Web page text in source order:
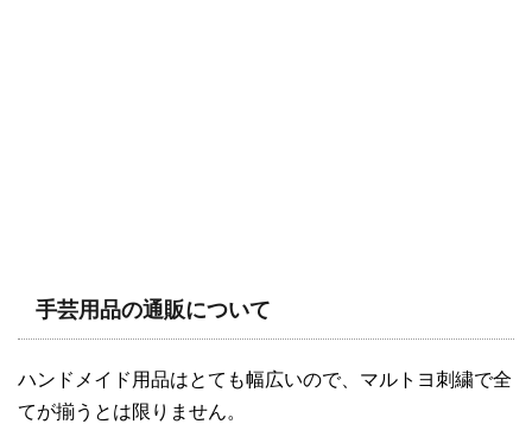
手芸用品の通販について
ハンドメイド用品はとても幅広いので、マルトヨ刺繍で全
てが揃うとは限りません。